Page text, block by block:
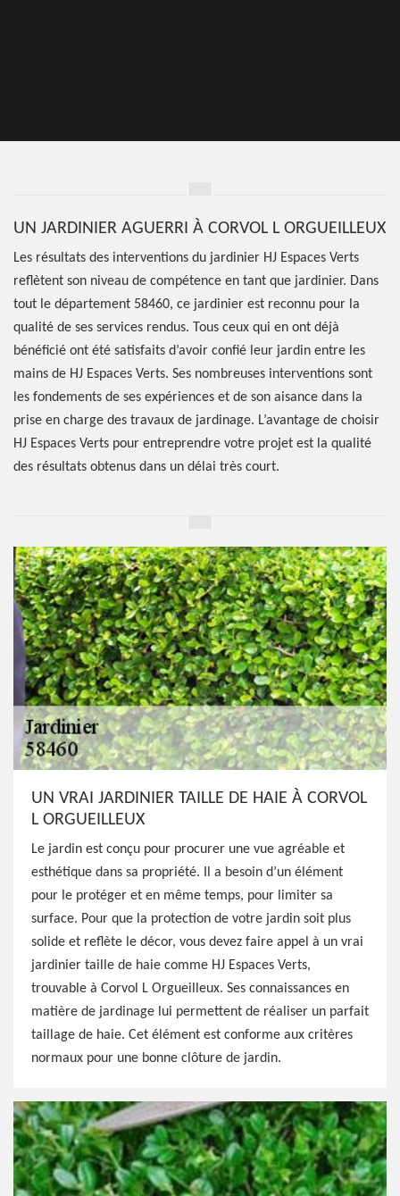
UN JARDINIER AGUERRI À CORVOL L ORGUEILLEUX
Les résultats des interventions du jardinier HJ Espaces Verts
reflètent son niveau de compétence en tant que jardinier. Dans
tout le département 58460, ce jardinier est reconnu pour la
qualité de ses services rendus. Tous ceux qui en ont déjà
bénéficié ont été satisfaits d’avoir confié leur jardin entre les
mains de HJ Espaces Verts. Ses nombreuses interventions sont
les fondements de ses expériences et de son aisance dans la
prise en charge des travaux de jardinage. L’avantage de choisir
HJ Espaces Verts pour entreprendre votre projet est la qualité
des résultats obtenus dans un délai très court.
UN VRAI JARDINIER TAILLE DE HAIE À CORVOL
L ORGUEILLEUX
Le jardin est conçu pour procurer une vue agréable et
esthétique dans sa propriété. Il a besoin d’un élément
pour le protéger et en même temps, pour limiter sa
surface. Pour que la protection de votre jardin soit plus
solide et reflète le décor, vous devez faire appel à un vrai
jardinier taille de haie comme HJ Espaces Verts,
trouvable à Corvol L Orgueilleux. Ses connaissances en
matière de jardinage lui permettent de réaliser un parfait
taillage de haie. Cet élément est conforme aux critères
normaux pour une bonne clôture de jardin.